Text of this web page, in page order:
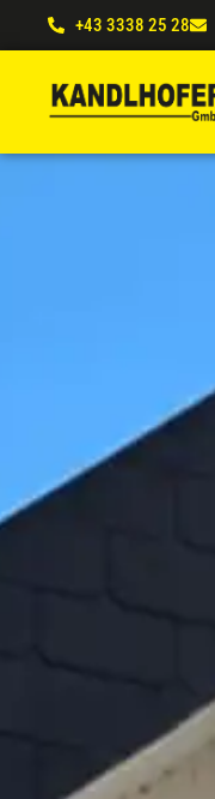
+43 3338 25 28